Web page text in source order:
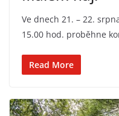
Ve dnech 21. – 22.
15.00 hod. proběhne
Read More